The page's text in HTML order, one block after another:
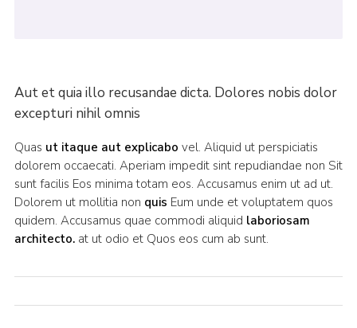
Aut et quia illo recusandae dicta. Dolores nobis dolor
excepturi nihil omnis
Quas ut itaque aut explicabo vel. Aliquid ut perspiciatis
dolorem occaecati. Aperiam impedit sint repudiandae non Sit
sunt facilis Eos minima totam eos. Accusamus enim ut ad ut.
Dolorem ut mollitia non quis Eum unde et voluptatem quos
quidem. Accusamus quae commodi aliquid laboriosam
architecto.at ut odio et Quos eos cum ab sunt.